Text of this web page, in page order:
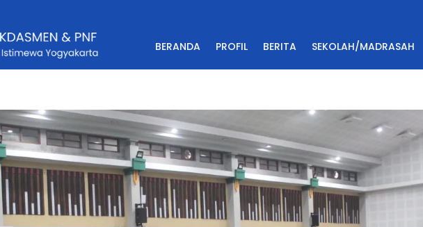
BERANDA PROFIL BERITA SEKOLAH/MADRASAH